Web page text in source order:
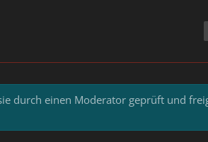
durch einen Moderator geprüft und